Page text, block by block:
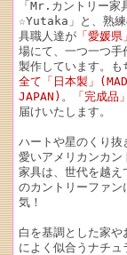
「Mr.カントリー家
☆Yutaka」と、熟練
具職人達が 「愛媛県」
場にて、一つ一つ手
製作しています。も
全て「日本製」
JAPAN) 。 「完成品」
届けいたします。
ハートや星のくり抜
愛いアメリカンカン
家具は、世代を越え
のカントリーファン
気！
白を基調とした家や
によく似合うナチュ